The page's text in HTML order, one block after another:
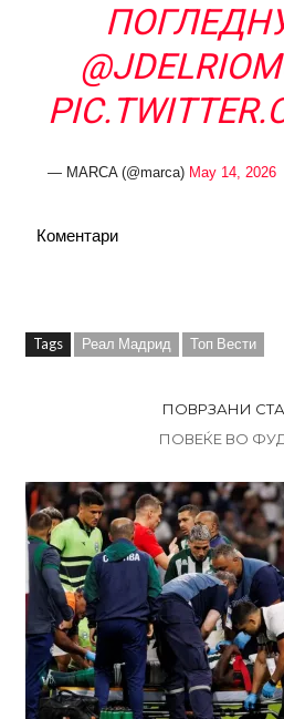
— MARCA (@marca) May 14, 2026
Коментари
Tags Реал Мадрид Топ Вести
ПОВРЗАНИ
ПОВЕЌЕ ВО